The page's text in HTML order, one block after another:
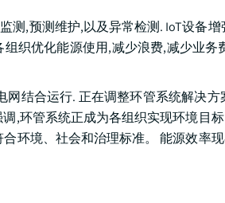
测,预测维护,以及异常检测. IoT设备
织优化能源使用,减少浪费,减少业务
结合运行. 正在调整环管系统解决方
,环管系统正成为各组织实现环境目
环境、社会和治理标准。 能源效率